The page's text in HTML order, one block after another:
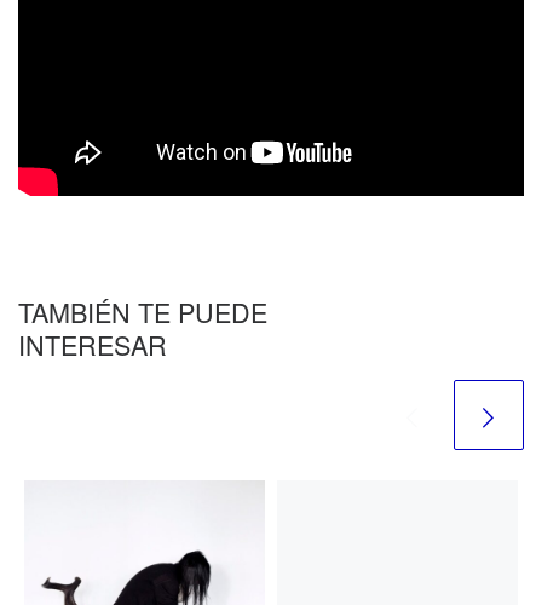
TAMBIÉN TE PUEDE
INTERESAR